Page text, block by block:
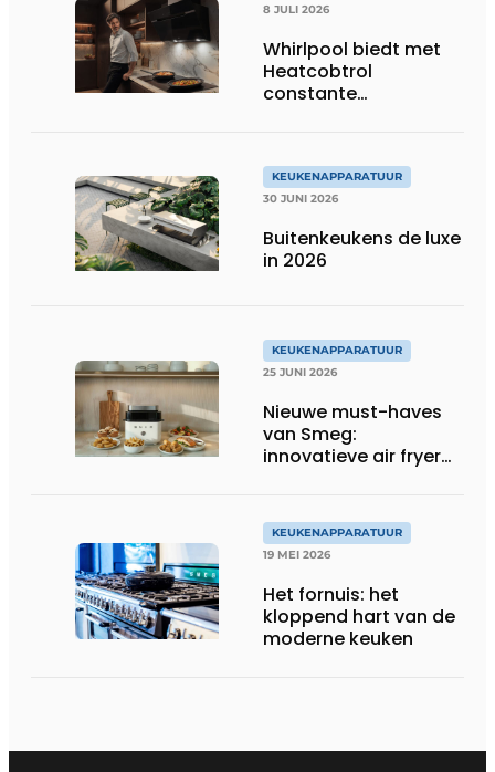
8 JULI 2026
Whirlpool biedt met
Heatcobtrol
constante
KEUKENAPPARATUUR
30 JUNI 2026
Buitenkeukens de luxe
in 2026
KEUKENAPPARATUUR
25 JUNI 2026
Nieuwe must-haves
van Smeg:
innovatieve air fryer
KEUKENAPPARATUUR
19 MEI 2026
Het fornuis: het
kloppend hart van de
moderne keuken